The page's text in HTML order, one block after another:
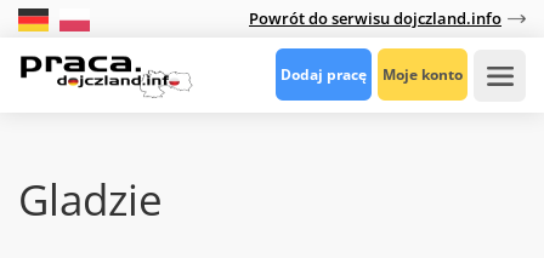
Powrót do serwisu dojczland.info
Dodaj pracę Moje konto
Gladzie